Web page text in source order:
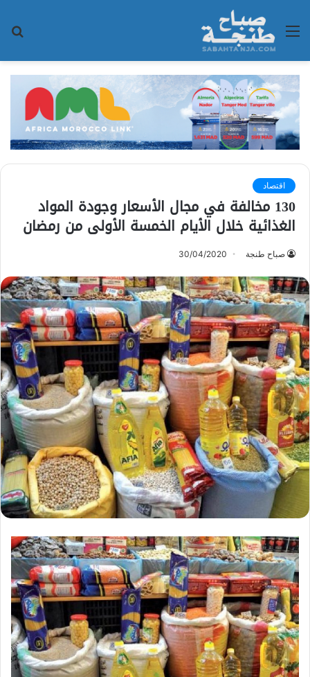
القائمة
اقتصاد
130 مخالفة في مجال الأسعار وجودة المواد
الغذائية خلال الأيام الخمسة الأولى من رمضان
صباح طنجة 30/04/2020